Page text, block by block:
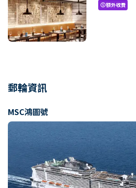
paid額外收費
郵輪資訊
MSC鴻圖號